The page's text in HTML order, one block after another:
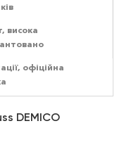
висока
офіційна
DEMICO